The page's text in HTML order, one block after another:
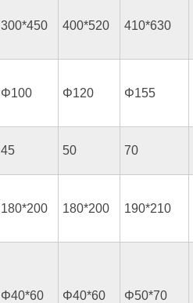
300*450 400*520 410*630
Φ100 Φ120 Φ155
45 50 70
180*200 180*200 190*210
Φ40*60 Φ40*60 Φ50*70